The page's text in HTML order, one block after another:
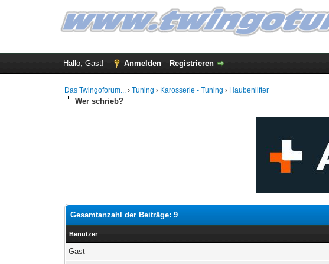
Hallo, Gast! Anmelden Registrieren
Das Twingoforum... ›Tuning › Karosserie - Tuning › Haubenlifter
Wer schrieb?
Gesamtanzahl der Beiträge: 9
Benutzer
Gast